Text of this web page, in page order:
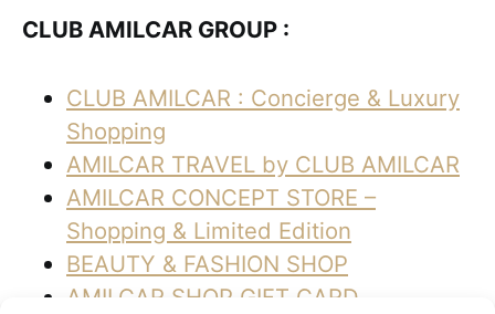
CLUB AMILCAR GROUP :
CLUB AMILCAR : Concierge & Luxury
Shopping
AMILCAR TRAVEL by CLUB AMILCAR
AMILCAR CONCEPT STORE –
Shopping & Limited Edition
BEAUTY & FASHION SHOP
AMILCAR SHOP GIFT CARD